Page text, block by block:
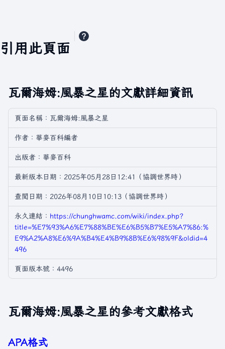
引用此頁面
瓦爾海姆:風暴之星的文獻詳細資訊
頁面名稱：瓦爾海姆:風暴之星
作者：華麥百科編者
出版者：華麥百科
最新版本日期：2025年05月28日12:41（協調世界時）
查閲日期：2026年08月10日10:13（協調世界時）
永久連結： https://chunghwamc.com/wiki/index.php?
title=%E7%93%A6%E7%88%BE%E6%B5%B7%E5%A7%86:%
E9%A2%A8%E6%9A%B4%E4%B9%8B%E6%98%9F&oldid=4
496
頁面版本號：4496
瓦爾海姆:風暴之星的參考文獻格式
APA格式